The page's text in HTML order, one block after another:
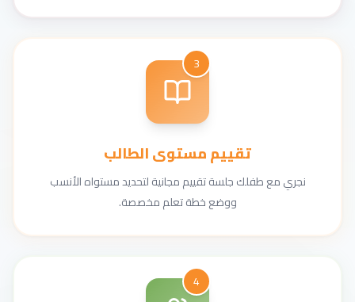
3
تقييم مستوى الطالب
نجري مع طفلك جلسة تقييم مجانية لتحديد مستواه الأنسب
ووضع خطة تعلم مخصصة.
4